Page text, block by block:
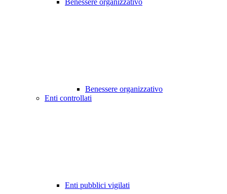
Benessere organizzativo
Benessere organizzativo
Enti controllati
Enti pubblici vigilati